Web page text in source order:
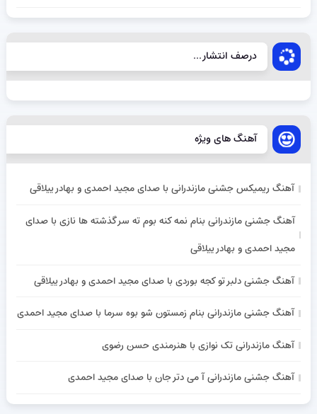
درصف انتشار...
آهنگ های ویژه
آهنگ ریمیکس جشنی مازندرانی با صدای مجید احمدی و بهادر ییلاقی
آهنگ جشنی مازندرانی بنام نمه کنه بوم ته سر گذشته ها نازی با صدای
مجید احمدی و بهادر ییلاقی
آهنگ جشنی دلبر تو کجه بوردی با صدای مجید احمدی و بهادر ییلاقی
آهنگ جشنی مازندرانی بنام زمستون شو بوه سرما با صدای مجید احمدی
آهنگ مازندرانی تک نوازی با هنرمندی حسن رضوی
آهنگ جشنی مازندرانی آ می دتر جان با صدای مجید احمدی